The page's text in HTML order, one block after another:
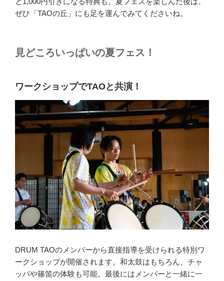
ぜひ「TAOの丘」にも足を運んでみてくださいね。
見どころいっぱいの夏フェス！
ワークショップでTAOと共演！
DRUM TAOのメンバーから直接指導を受けられる特別ワ
ークショップが開催されます。和太鼓はもちろん、チャ
ッパや篠笛の体験も可能。最後にはメンバーと一緒に一